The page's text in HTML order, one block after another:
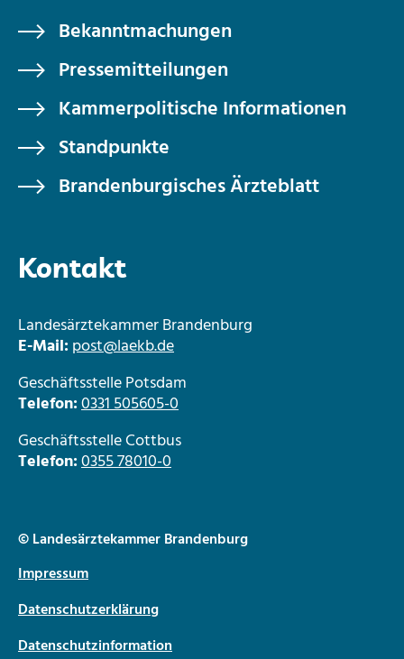
Bekanntmachungen
Pressemitteilungen
Kammerpolitische Informationen
Standpunkte
Brandenburgisches Ärzteblatt
Kontakt
Landesärztekammer Brandenburg
E-Mail:post@laekb.de
Geschäftsstelle Potsdam
Telefon:0331 505605-0
Geschäftsstelle Cottbus
Telefon:0355 78010-0
© Landesärztekammer Brandenburg
Impressum
Datenschutzerklärung
Datenschutzinformation